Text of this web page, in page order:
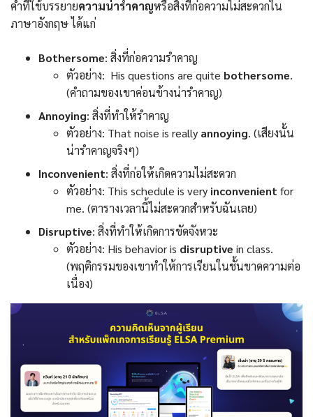
คำที่ใช้บรรยายความน่ารำคาญหรือสิ่งที่ก่อความไม่สะดวกใน
ภาษาอังกฤษ ได้แก่
Bothersome: สิ่งที่ก่อความรำคาญ
ตัวอย่าง: His questions are quite bothersome.
(คำถามของเขาค่อนข้างน่ารำคาญ)
Annoying: สิ่งที่ทำให้รำคาญ
ตัวอย่าง: That noise is really annoying. (เสียงนั้น
น่ารำคาญจริงๆ)
Inconvenient: สิ่งที่ก่อให้เกิดความไม่สะดวก
ตัวอย่าง: This schedule is very inconvenient for
me. (ตารางเวลานี้ไม่สะดวกสำหรับฉันเลย)
Disruptive: สิ่งที่ทำให้เกิดการขัดจังหวะ
ตัวอย่าง: His behavior is disruptive in class.
(พฤติกรรมของเขาทำให้การเรียนในชั้นขาดความต่อ
เนื่อง)